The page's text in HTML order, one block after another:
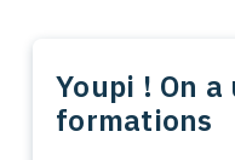
Youpi ! On
formations